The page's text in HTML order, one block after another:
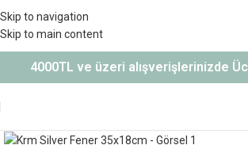
Skip to navigation
Skip to main content
4000TL ve üzeri alışverişlerinizde
Sepetinizdeki 2. Ürün Şimdi